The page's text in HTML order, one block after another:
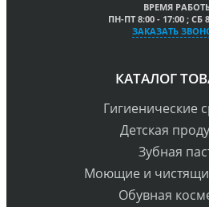
ВРЕМЯ
ПН-ПТ 8:00 - 17:00 ; СБ
ЗАКАЗАТЬ
КАТАЛОГ
Гигиенические
Детская
Зубная
Моющие и
Обувная